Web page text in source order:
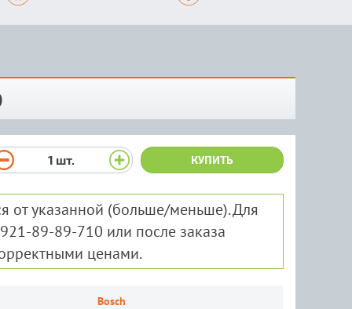
1 шт. КУПИТЬ
от указанной (больше/меньше). Для
89-89-710 или после заказа
ценами.
Bosch